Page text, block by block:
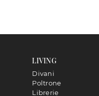
LIVING
Divani
Poltrone
Librerie